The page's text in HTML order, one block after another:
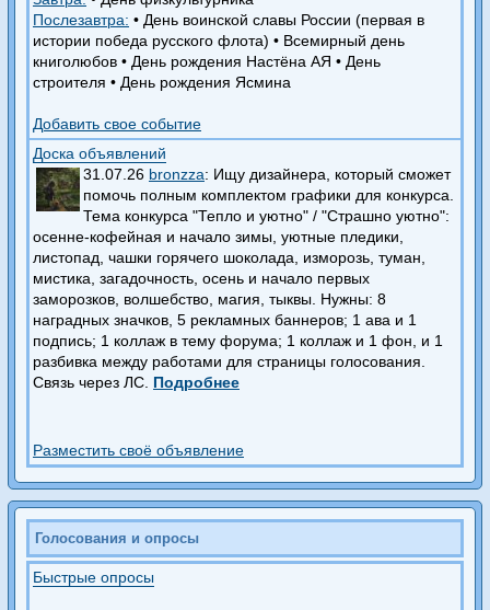
Послезавтра: • День воинской славы России (первая в
истории победа русского флота) • Всемирный день
книголюбов • День рождения Настёна АЯ • День
строителя • День рождения Ясмина
Добавить свое событие
Доска объявлений
31.07.26 bronzza: Ищу дизайнера, который сможет
помочь полным комплектом графики для конкурса.
Тема конкурса "Тепло и уютно" / "Страшно уютно":
осенне-кофейная и начало зимы, уютные пледики,
листопад, чашки горячего шоколада, изморозь, туман,
мистика, загадочность, осень и начало первых
заморозков, волшебство, магия, тыквы. Нужны: 8
наградных значков, 5 рекламных баннеров; 1 ава и 1
подпись; 1 коллаж в тему форума; 1 коллаж и 1 фон, и 1
разбивка между работами для страницы голосования.
Связь через ЛС. Подробнее
Разместить своё объявление
Голосования и опросы
Быстрые опросы